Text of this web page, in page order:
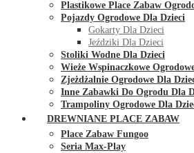
Plastikowe Place Zabaw
Pojazdy Ogrodowe Dla Dzieci
Gokarty Dla Dzieci
Jeździki Dla Dzieci
Stoliki Wodne Dla Dzieci
Wieże Wspinaczkowe
Zjeżdżalnie Ogrodowe Dla
Inne Zabawki Do Ogrodu Dla
Trampoliny Ogrodowe Dla
DREWNIANE PLACE ZABAW
Place Zabaw Fungoo
Seria Max-Play